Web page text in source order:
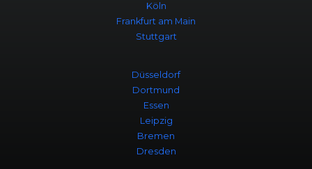
Köln
Frankfurt am Main
Stuttgart
Düsseldorf
Dortmund
Essen
Leipzig
Bremen
Dresden